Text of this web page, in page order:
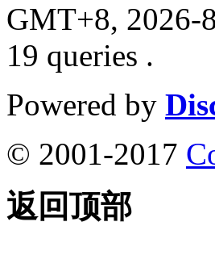
GMT+8, 2026-
19 queries .
Powered by
© 2001-2017
返回顶部